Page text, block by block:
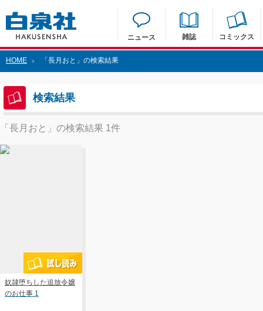
ニュース 雑誌 コミックス
HOME > 「長月おと」の検索結果
検索結果
「長月おと」の検索結果 1件
奴隷堕ちした追放令嬢
のお仕事 1